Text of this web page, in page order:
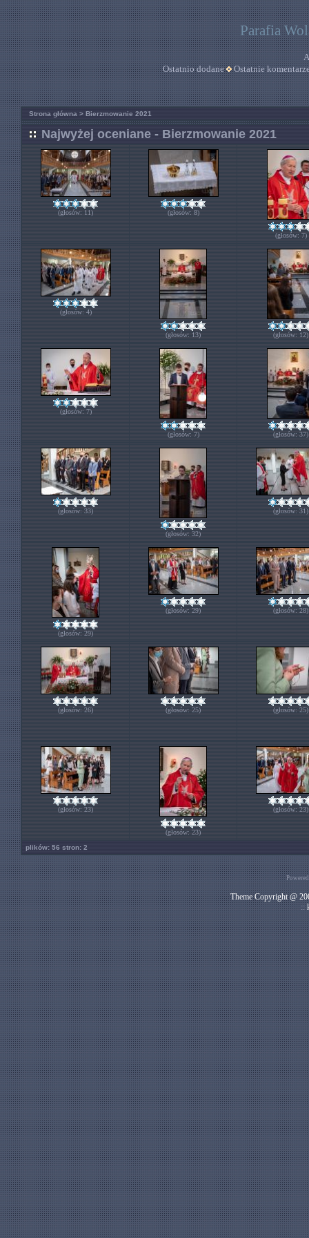
Parafia
Ostatnio dodane
Ostatnie
Strona główna > Bierzmowanie 2021
Najwyżej oceniane - Bierzmowanie 2021
(głosów: 11) (głosów: 8)
(głosów: 7)
(głosów: 4)
(głosów: 13) (głosów: 12)
(głosów: 7)
(głosów: 7) (głosów: 37)
(głosów: 33)
(głosów: 32)
(głosów: 31)
(głosów: 29)
(głosów: 29) (głosów: 28)
(głosów: 26) (głosów: 25) (głosów: 25)
(głosów: 23)
(głosów: 23)
(głosów: 23)
plików: 56 stron: 2
Theme Copyright @
::